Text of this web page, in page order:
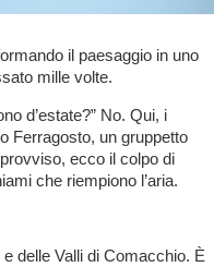
il paesaggio in uno
mille volte.
d’estate?” No. Qui, i
Ferragosto, un gruppetto
ecco il colpo di
che riempiono l’aria.
delle Valli di Comacchio. È